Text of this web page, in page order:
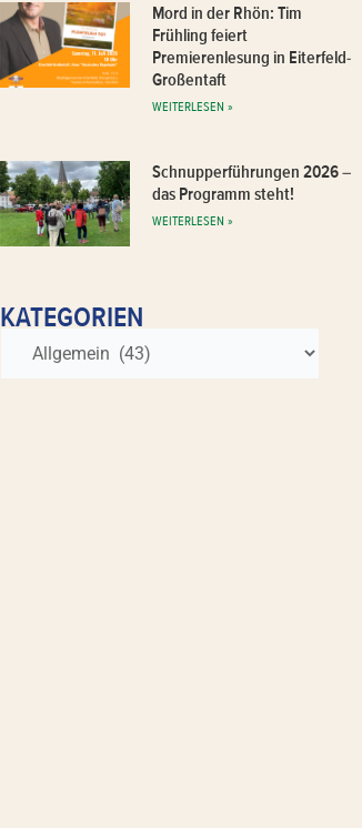
Mord in der Rhön: Tim
Frühling feiert
Premierenlesung in Eiterfeld-
Großentaft
WEITERLESEN »
Schnupperführungen 2026 –
das Programm steht!
WEITERLESEN »
KATEGORIEN